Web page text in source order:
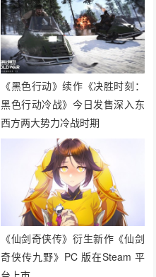
《黑色行动》续作《决胜时刻：
黑色行动冷战》今日发售深入东
西方两大势力冷战时期
《仙剑奇侠传》​​衍生新作《仙剑
奇侠传九野》PC 版在Steam 平